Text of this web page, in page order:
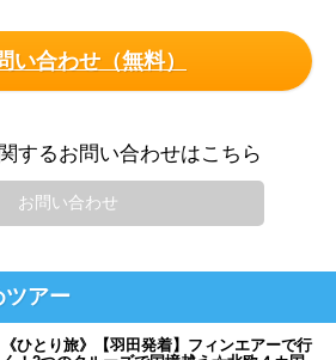
い合わせ（無料）
するお問い合わせはこちら
お問い合わせ
ツアー
《ひとり旅》【羽田発着】フィンエアーで行